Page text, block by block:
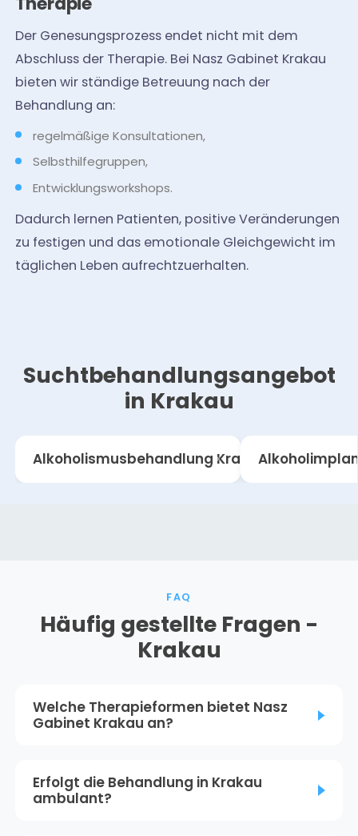
Der Genesungsprozess endet nicht mit dem
Abschluss der Therapie. Bei Nasz Gabinet Krakau
bieten wir ständige Betreuung nach der
Behandlung an:
regelmäßige Konsultationen,
Selbsthilfegruppen,
Entwicklungsworkshops.
Dadurch lernen Patienten, positive Veränderungen
zu festigen und das emotionale Gleichgewicht im
täglichen Leben aufrechtzuerhalten.
Suchtbehandlungsangebot
in Krakau
Alkoholismusbehandlung Krakau
FAQ
Häufig gestellte Fragen -
Krakau
Welche Therapieformen bietet Nasz
Gabinet Krakau an?
Erfolgt die Behandlung in Krakau
ambulant?